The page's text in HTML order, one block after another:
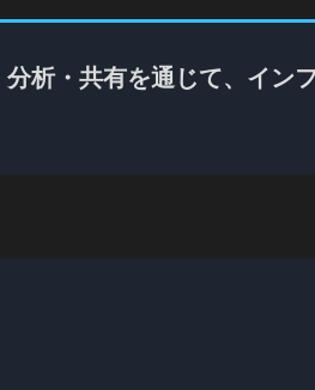
析・共有を通じて、イン